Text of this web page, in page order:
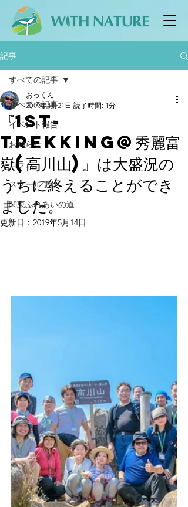
記事
すべての記事
イベント報告
お知らせ
コラム
スクール便り
関東ふれあいの道
すべての記事
『1st-
TREKKING@秀麗富
嶽(高川山)』は大盛況の
うちに終えることができ
ました。
おっくん
2019年4月21日 読了時間: 1分
更新日： 2019年5月14日